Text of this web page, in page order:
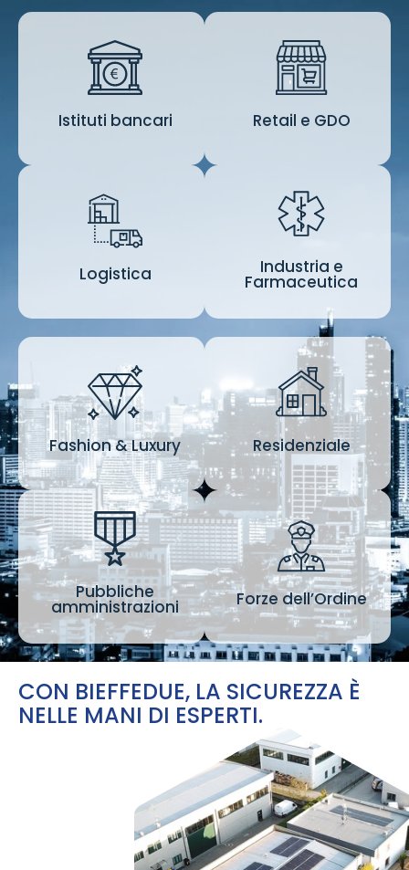
Istituti bancari
Istituti bancari Retail e GDO
Retail e GDO
Logistica
Logistica
Industria e
Farmaceutica
Industria e
Farmaceutica
Fashion & Luxury
Fashion & Luxury Residenziale
Residenziale
Pubbliche
amministrazioni
Pubbliche
amministrazioni Forze dell’Ordine
Forze dell’Ordine
CON BIEFFEDUE, LA SICUREZZA È
NELLE MANI DI ESPERTI.